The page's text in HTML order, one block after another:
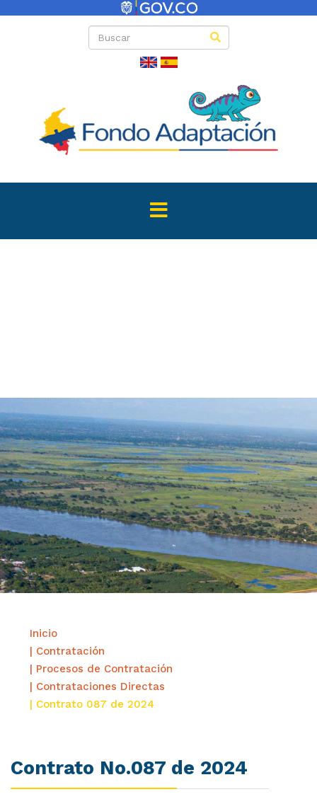
Directas
Inicio
| Contratación
| Procesos de Contratación
| Contrataciones Directas
| Contrato 087 de 2024
Contrato No.087 de 2024